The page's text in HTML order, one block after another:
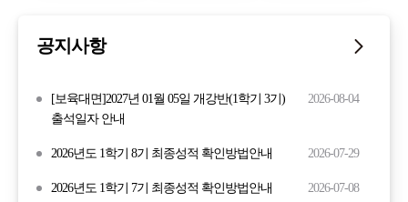
공지사항
[보육대면]2027년 01월 05일 개강반(1학기 3기)
출석일자 안내
2026-08-04
2026년도 1학기 8기 최종성적 확인방법안내 2026-07-29
2026년도 1학기 7기 최종성적 확인방법안내 2026-07-08